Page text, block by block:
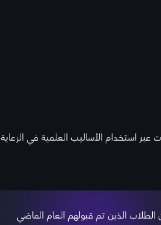
استخدام الأساليب العلمية في الرعاية
الذين تم قبولهم العام الماضي